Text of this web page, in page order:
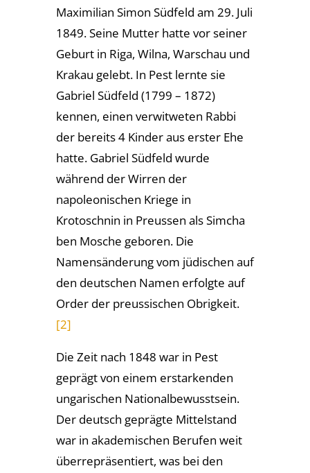
Maximilian Simon Südfeld am 29. Juli
1849. Seine Mutter hatte vor seiner
Geburt in Riga, Wilna, Warschau und
Krakau gelebt. In Pest lernte sie
Gabriel Südfeld (1799 – 1872)
kennen, einen verwitweten Rabbi
der bereits 4 Kinder aus erster Ehe
hatte. Gabriel Südfeld wurde
während der Wirren der
napoleonischen Kriege in
Krotoschnin in Preussen als Simcha
ben Mosche geb­oren. Die
Namensänderung vom jüdischen auf
den deutschen Namen erfolgte auf
Order der preussischen Obrigkeit.
[2]
Die Zeit nach 1848 war in Pest
geprägt von einem erstarkenden
ungarischen Nationalbewusstsein.
Der deutsch geprägte Mittelstand
war in akademischen Berufen weit
überrepräsentiert, was bei den